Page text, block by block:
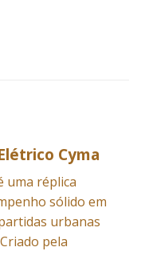
Cyma
uma réplica
sólido em
urbanas
pela